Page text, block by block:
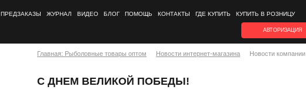
ПРЕДЗАКАЗЫ ЖУРНАЛ ВИДЕО БЛОГ ПОМОЩЬ КОНТАКТЫ ГДЕ КУПИТЬ КУПИТЬ В РОЗНИЦУ
АВТОРИЗАЦИЯ
Главная: Рыболовные товары оптом Новости интернет-магазина Новости компании
С ДНЕМ ВЕЛИКОЙ ПОБЕДЫ!